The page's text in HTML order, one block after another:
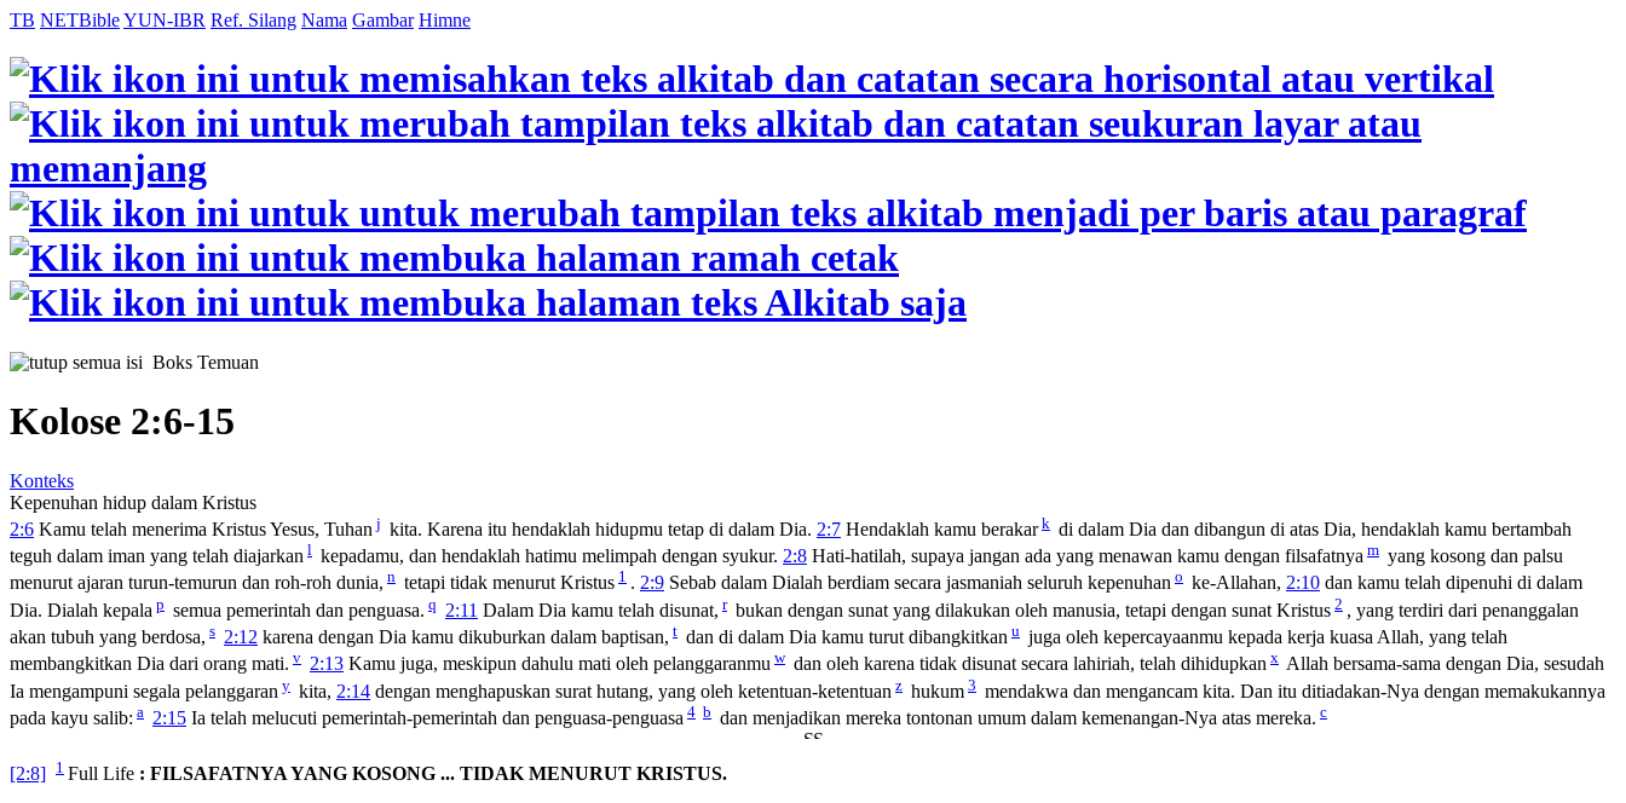
TB NETBibleYUN-IBR Ref. Silang Nama Gambar Himne
Boks Temuan
Kolose 2:6-15
Konteks
Kepenuhan hidup dalam Kristus
2:6 Kamu telah menerima Kristus Yesus, Tuhan j kita. Karena itu hendaklah hidupmu tetap di dalam Dia. 2:7 Hendaklah kamu berakar k di dalam Dia dan dibangun di atas Dia, hendaklah kamu bertambah
teguh dalam iman yang telah diajarkan l kepadamu, dan hendaklah hatimu melimpah dengan syukur. 2:8 Hati-hatilah, supaya jangan ada yang menawan kamu dengan filsafatnya m yang kosong dan palsu
menurut ajaran turun-temurun dan roh-roh dunia, n tetapi tidak menurut Kristus 1 . 2:9 Sebab dalam Dialah berdiam secara jasmaniah seluruh kepenuhan o ke-Allahan, 2:10 dan kamu telah dipenuhi di dalam
Dia. Dialah kepala p semua pemerintah dan penguasa. q 2:11 Dalam Dia kamu telah disunat, r bukan dengan sunat yang dilakukan oleh manusia, tetapi dengan sunat Kristus 2 , yang terdiri dari penanggalan
akan tubuh yang berdosa, s 2:12 karena dengan Dia kamu dikuburkan dalam baptisan, t dan di dalam Dia kamu turut dibangkitkan u juga oleh kepercayaanmu kepada kerja kuasa Allah, yang telah
membangkitkan Dia dari orang mati. v 2:13 Kamu juga, meskipun dahulu mati oleh pelanggaranmu w dan oleh karena tidak disunat secara lahiriah, telah dihidupkan x Allah bersama-sama dengan Dia, sesudah
Ia mengampuni segala pelanggaran y kita, 2:14 dengan menghapuskan surat hutang, yang oleh ketentuan-ketentuan z hukum 3 mendakwa dan mengancam kita. Dan itu ditiadakan-Nya dengan memakukannya
pada kayu salib: a 2:15 Ia telah melucuti pemerintah-pemerintah dan penguasa-penguasa 4 b dan menjadikan mereka tontonan umum dalam kemenangan-Nya atas mereka. c
[2:8] 1 Full Life : FILSAFATNYA YANG KOSONG ... TIDAK MENURUT KRISTUS.